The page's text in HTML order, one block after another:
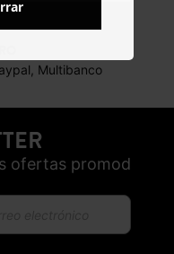
Multibanco
ofertas promod